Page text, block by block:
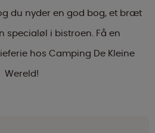
du nyder en god bog, et bræt
specialøl i bistroen. Få en
hos Camping De Kleine
Wereld!